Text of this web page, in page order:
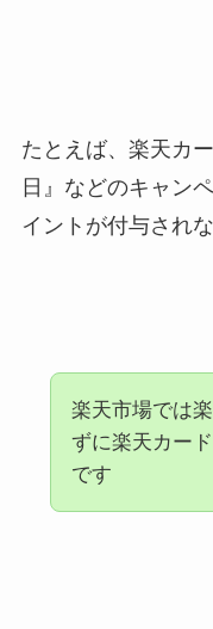
たとえば、楽天カ
日』などのキャン
イントが付与され
楽天市場では
ずに楽天カー
です